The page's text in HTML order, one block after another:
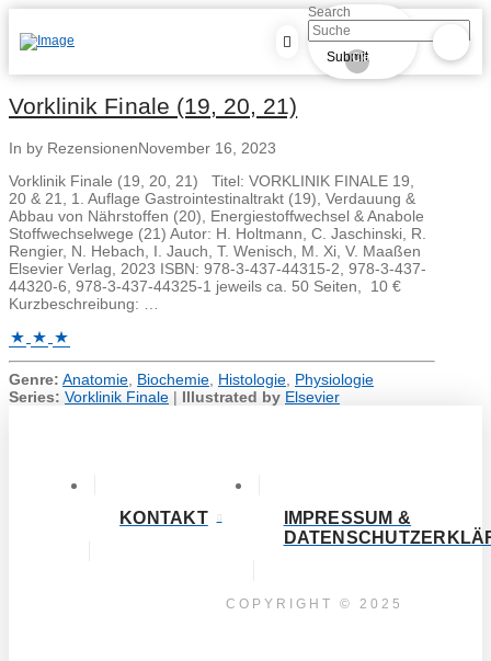
Search
Submit
Clear
Vorklinik Finale (19, 20, 21)
In by RezensionenNovember 16, 2023
Vorklinik Finale (19, 20, 21) Titel: VORKLINIK FINALE 19,
20 & 21, 1. Auflage Gastrointestinaltrakt (19), Verdauung &
Abbau von Nährstoffen (20), Energiestoffwechsel & Anabole
Stoffwechselwege (21) Autor: H. Holtmann, C. Jaschinski, R.
Rengier, N. Hebach, I. Jauch, T. Wenisch, M. Xi, V. Maaßen
Elsevier Verlag, 2023 ISBN: 978-3-437-44315-2, 978-3-437-
44320-6, 978-3-437-44325-1 jeweils ca. 50 Seiten, 10 €
Kurzbeschreibung: …
Genre: Anatomie Biochemie Histologie Physiologie
Series: Vorklinik Finale | Illustrated by Elsevier
KONTAKT
IMPRESSUM &
COPYRIGHT © 2025